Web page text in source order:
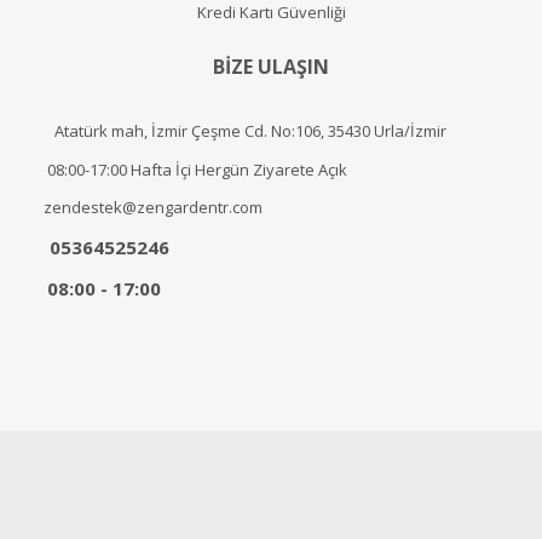
Kredi Kartı Güvenliği
BİZE ULAŞIN
Atatürk mah, İzmir Çeşme Cd. No:106, 35430 Urla/İzmir
08:00-17:00 Hafta İçi Hergün Ziyarete Açık
zendestek@zengardentr.com
05364525246
08:00 - 17:00